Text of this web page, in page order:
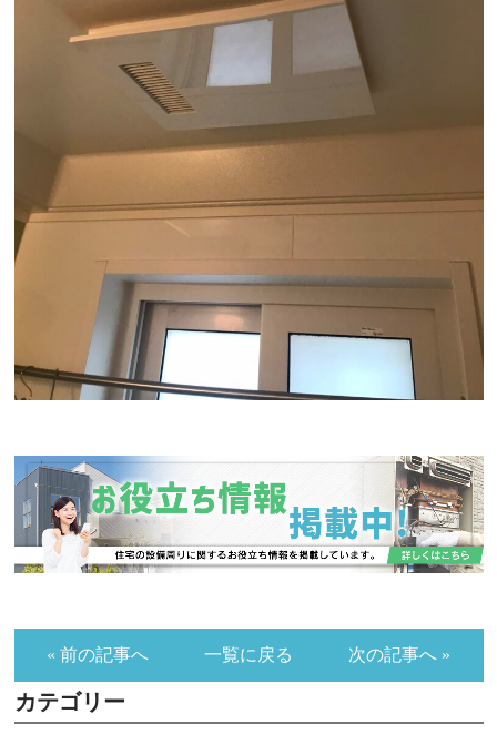
« 前の記事へ 一覧に戻る 次の記事へ »
カテゴリー